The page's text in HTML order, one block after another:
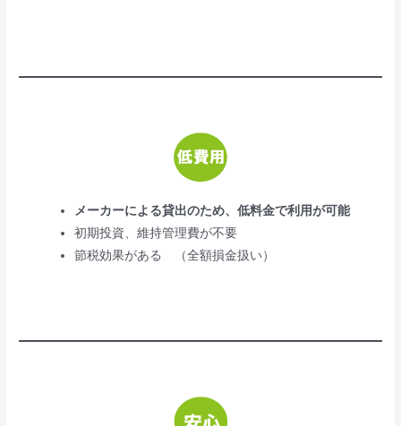
メーカーによる貸出のため、低料金で利用が可能
初期投資、維持管理費が不要
節税効果がある （全額損金扱い）